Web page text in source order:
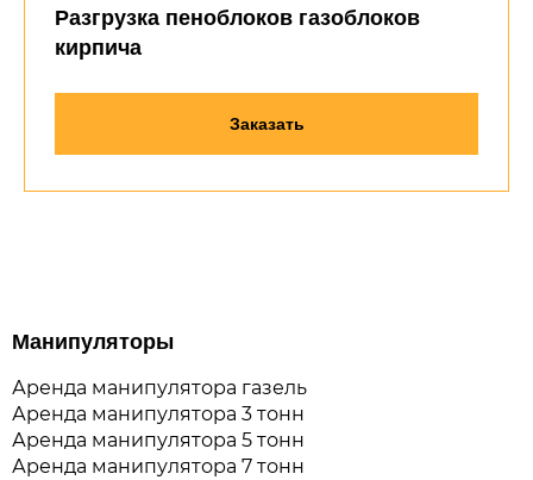
Разгрузка пеноблоков газоблоков
кирпича
Заказать
Манипуляторы
Аренда манипулятора газель
Аренда манипулятора 3 тонн
Аренда манипулятора 5 тонн
Аренда манипулятора 7 тонн